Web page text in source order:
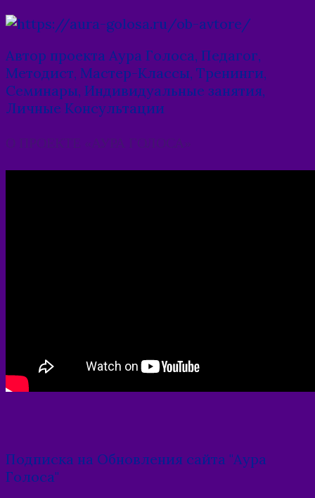
navigation
Автор проекта Аура Голоса, Педагог,
Методист, Мастер-Классы, Тренинги,
Семинары, Индивидуальные занятия,
Личные Консультации
Подписка на Обновления сайта "Аура
Голоса"